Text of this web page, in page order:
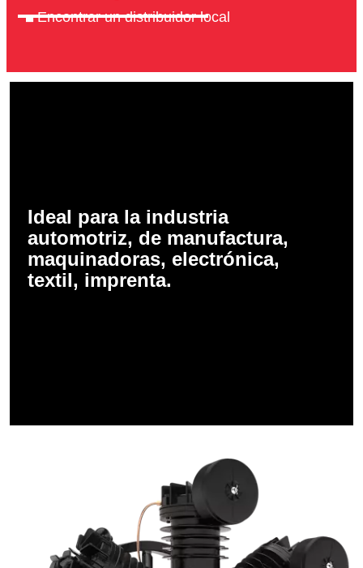
Encontrar un distribuidor local
Ideal para la industria
automotriz, de manufactura,
maquinadoras, electrónica,
textil, imprenta.